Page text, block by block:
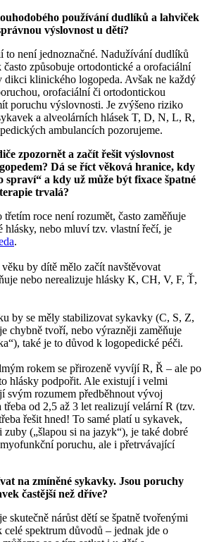
používání dudlíků a lahviček
výslovnost u dětí?
to není jednoznačné. Nadužívání dudlíků
způsobuje ortodontické a orofaciální
dikci klinického logopeda. Avšak ne každý
orofaciální či ortodontickou
poruchu výslovnosti. Je zvýšeno riziko
a alveolárních hlásek T, D, N, L, R,
ambulancích pozorujeme.
zpozornět a začít řešit výslovnost
Dá se říct věková hranice, kdy
spraví“ a kdy už může být fixace špatné
trvalá?
roce není rozumět, často zaměňuje
hlásky, nebo mluví tzv. vlastní řečí, je
.
by dítě mělo začít navštěvovat
nebo nerealizuje hlásky K, CH, V, F, Ť,
by se měly stabilizovat sykavky (C, S, Z,
chybně tvoří, nebo výrazněji zaměňuje
také je to důvod k logopedické péči.
rokem se přirozeně vyvíjí R, Ř – ale po
hlásky podpořit. Ale existují i velmi
svým rozumem předběhnout vývoj
od 2,5 až 3 let realizují velární R (tzv.
řešit hned! To samé platí u sykavek,
(„šlapou si na jazyk“), je také dobré
poruchu, ale i přetrvávající
na zmíněné sykavky. Jsou poruchy
častější než dříve?
skutečně nárůst dětí se špatně tvořenými
celé spektrum důvodů – jednak jde o